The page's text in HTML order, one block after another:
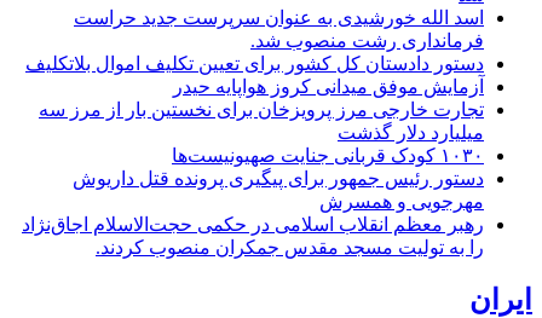
اسد الله خورشیدی به عنوان سرپرست جدید حراست
فرمانداری رشت منصوب شد.
دستور دادستان کل کشور برای تعیین تکلیف اموال بلاتکلیف
آزمایش موفق میدانی کروز هواپایه حیدر
تجارت خارجی مرز پرویزخان برای نخستین بار از مرز سه
میلیارد دلار گذشت
۱۰۳۰ کودک قربانی جنایت صهیونیست‌ها
دستور رئیس جمهور برای پیگیری پرونده قتل داریوش
مهرجویی و همسرش
رهبر معظم انقلاب اسلامی در حکمی حجت‌الاسلام اجاق‌نژاد
را به تولیت مسجد مقدس جمکران منصوب کردند.
ایران